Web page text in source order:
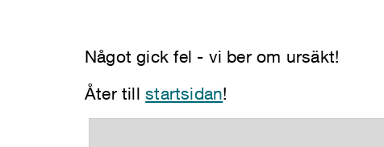
Något gick fel - vi ber om ursäkt!
Åter tillstartsidan!